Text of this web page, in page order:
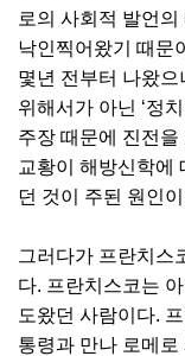
로의 사회적 발언의
낙인찍어왔기 때문
몇년 전부터 나왔으
위해서가 아닌 ‘정
주장 때문에 진전
교황이 해방신학에
던 것이 주된 원인
그러다가 프란치스
다. 프란치스코는
도왔던 사람이다.
통령과 만나 로메